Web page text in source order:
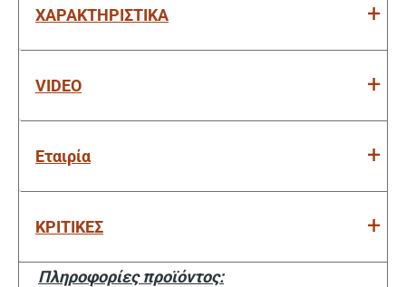
ΧΑΡΑΚΤΗΡΙΣΤΙΚΑ
VIDEO
Εταιρία
ΚΡΙΤΙΚΕΣ
Πληροφορίες προϊόντος: